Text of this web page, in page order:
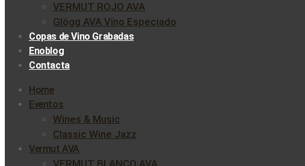
VERMUT ROJO AVA
Glögg AVA Vino Especiado
Copas de Vino Grabadas
Enoblog
Contacta
Home
Eventos
Wines & Music
Classic Wine Jazz
Vermut AVA
VERMUT BLANCO AVA